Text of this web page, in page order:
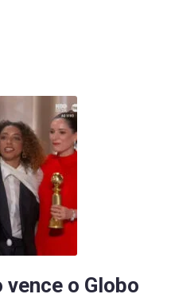
o Globo